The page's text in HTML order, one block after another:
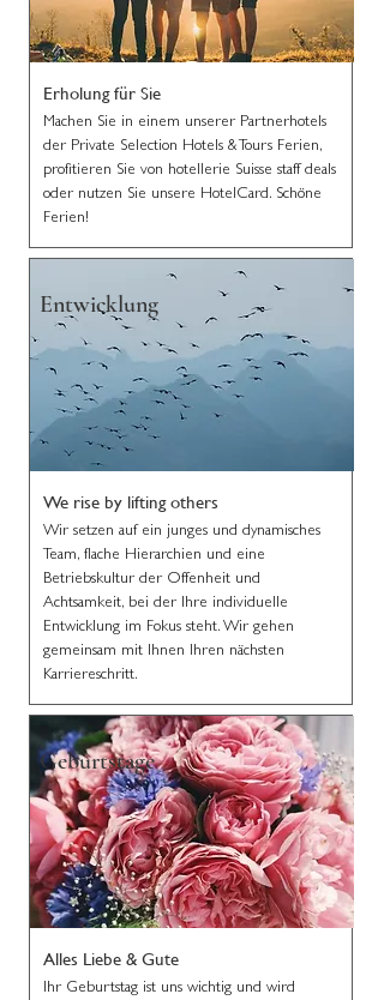
Erholung für Sie
Machen Sie in einem unserer Partnerhotels
der Private Selection Hotels & Tours Ferien,
profitieren Sie von hotellerie Suisse staff deals
oder nutzen Sie unsere HotelCard. Schöne
Ferien!
Entwicklung
We rise by lifting others
Wir setzen auf ein junges und dynamisches
Team, flache Hierarchien und eine
Betriebskultur der Offenheit und
Achtsamkeit, bei der Ihre individuelle
Entwicklung im Fokus steht. Wir gehen
gemeinsam mit Ihnen Ihren nächsten
Karriereschritt.
Geburtstage
Alles Liebe & Gute
Ihr Geburtstag ist uns wichtig und wird